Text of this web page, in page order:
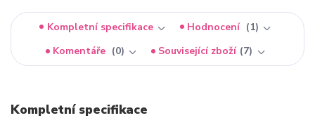
Kompletní specifikace Hodnocení
1
Komentáře
0 Související zboží 7
Kompletní specifikace